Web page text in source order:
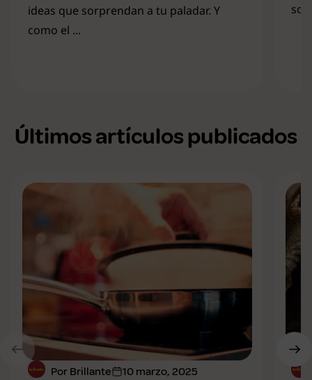
ideas que sorprendan a tu paladar. Y
como el ...
Últimos artículos publicados
Por Brillante 10 marzo, 2025